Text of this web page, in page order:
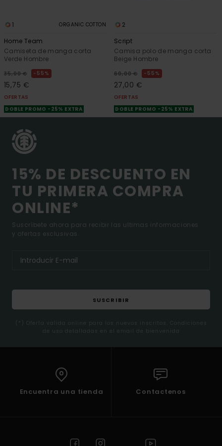
1 ORGANIC COTTON
Home Team
Camiseta de manga corta
Verde Hombre
35,00 € 55%
15,75 €
OFERTAS
DOBLE PROMO -25% EXTRA
2
Script
Camisa polo de manga corta
Beige Hombre
60,00 € 55%
27,00 €
OFERTAS
DOBLE PROMO -25% EXTRA
15% DE DESCUENTO EN
TU PRIMERA COMPRA
ONLINE*
Suscríbete ahora para recibir las ultimas informaciones
y ofertas exclusivas.
SUSCRIBIR
(*) Oferta valida online para los nuevos inscritos. Condiciones
de uso detalladas en el email de bienvenida
Encuentra una tienda Contactenos